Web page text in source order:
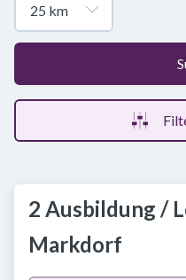
2 Ausbildung /
Markdorf